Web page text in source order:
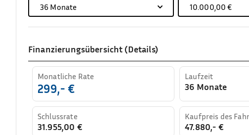
36 Monate 10.000,00 €
Finanzierungsübersicht (Details)
Monatliche Rate
299,- €
Laufzeit
36 Monate
Schlussrate
31.955,00 €
Kaufpreis des
47.880,- €